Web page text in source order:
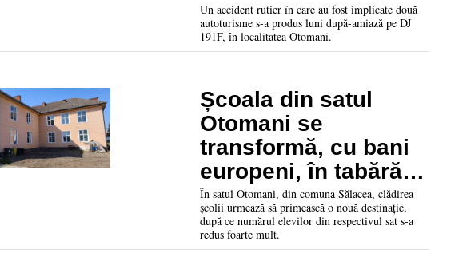
Un accident rutier în care au fost implicate două
autoturisme s-a produs luni după-amiază pe DJ
191F, în localitatea Otomani.
Școala din satul
Otomani se
transformă, cu bani
europeni, în tabără
pentru copii
În satul Otomani, din comuna Sălacea, clădirea
școlii urmează să primească o nouă destinație,
după ce numărul elevilor din respectivul sat s-a
redus foarte mult.